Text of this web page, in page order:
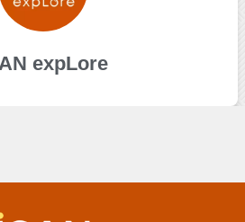
expLore